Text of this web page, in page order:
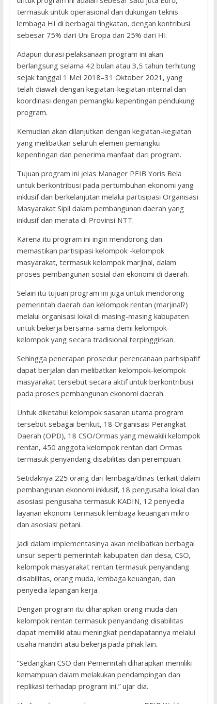
termasuk untuk operasional dan dukungan teknis
lembaga HI di berbagai tingkatan, dengan kontribusi
sebesar 75% dari Uni Eropa dan 25% dari HI.
Adapun durasi pelaksanaan program ini akan
berlangsung selama 42 bulan atau 3,5 tahun terhitung
sejak tanggal 1 Mei 2018–31 Oktober 2021, yang
telah diawali dengan kegiatan-kegiatan internal dan
koordinasi dengan pemangku kepentingan pendukung
program.
Kemudian akan dilanjutkan dengan kegiatan-kegiatan
yang melibatkan seluruh elemen pemangku
kepentingan dan penerima manfaat dari program.
Tujuan program ini jelas Manager PEIB Yoris Bela
untuk berkontribusi pada pertumbuhan ekonomi yang
inklusif dan berkelanjutan melalui partisipasi Organisasi
Masyarakat Sipil dalam pembangunan daerah yang
inklusif dan merata di Provinsi NTT.
Karena itu program ini ingin mendorong dan
memastikan partisipasi kelompok -kelompok
masyarakat, termasuk kelompok marjinal, dalam
proses pembangunan sosial dan ekonomi di daerah.
Selain itu tujuan program ini juga untuk mendorong
pemerintah daerah dan kelompok rentan (marjinal?)
melalui organisasi lokal di masing-masing kabupaten
untuk bekerja bersama-sama demi kelompok-
kelompok yang secara tradisional terpinggirkan.
Sehingga penerapan prosedur perencanaan partisipatif
dapat berjalan dan melibatkan kelompok-kelompok
masyarakat tersebut secara aktif untuk berkontribusi
pada proses pembangunan ekonomi daerah.
Untuk diketahui kelompok sasaran utama program
tersebut sebagai berikut, 18 Organisasi Perangkat
Daerah (OPD), 18 CSO/Ormas yang mewakili kelompok
rentan, 450 anggota kelompok rentan dari Ormas
termasuk penyandang disabilitas dan perempuan.
Setidaknya 225 orang dari lembaga/dinas terkait dalam
pembangunan ekonomi inklusif, 18 pengusaha lokal dan
asosiasi pengusaha termasuk KADIN, 12 penyedia
layanan ekonomi termasuk lembaga keuangan mikro
dan asosiasi petani.
Jadi dalam implementasinya akan melibatkan berbagai
unsur seperti pemerintah kabupaten dan desa, CSO,
kelompok masyarakat rentan termasuk penyandang
disabilitas, orang muda, lembaga keuangan, dan
penyedia lapangan kerja.
Dengan program itu diharapkan orang muda dan
kelompok rentan termasuk penyandang disabilitas
dapat memiliki atau meningkat pendapatannya melalui
usaha mandiri atau bekerja pada pihak lain.
“Sedangkan CSO dan Pemerintah diharapkan memiliki
kemampuan dalam melakukan pendampingan dan
replikasi terhadap program ini,” ujar dia.